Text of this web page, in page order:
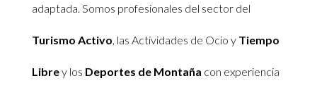
adaptada. Somos profesionales del sector del
Turismo Activo, las Actividades de Ocio yTiempo
Librey los Deportes de Montaña con experiencia